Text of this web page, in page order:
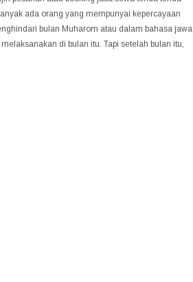
ada orang yang mempunyai kepercayaan
bulan Muharom atau dalam bahasa jawa
di bulan itu. Tapi setelah bulan itu,